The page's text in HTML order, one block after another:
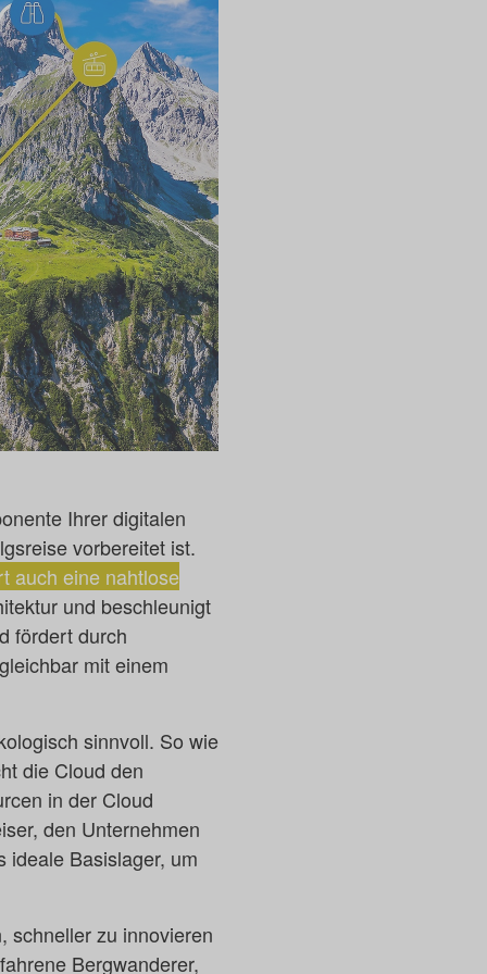
Ihrer digitalen
vorbereitet ist.
auch eine nahtlose
und beschleunigt
fördert durch
mit einem
sinnvoll. So wie
die Cloud den
in der Cloud
den Unternehmen
ideale Basislager, um
schneller zu innovieren
Bergwanderer,